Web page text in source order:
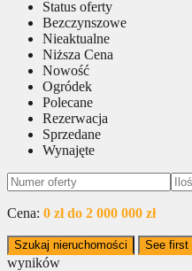
Status oferty
Bezczynszowe
Nieaktualne
Niższa Cena
Nowość
Ogródek
Polecane
Rezerwacja
Sprzedane
Wynajęte
Cena: 0 zł do 2 000 000 zł
Szukaj nieruchomości See first
wyników